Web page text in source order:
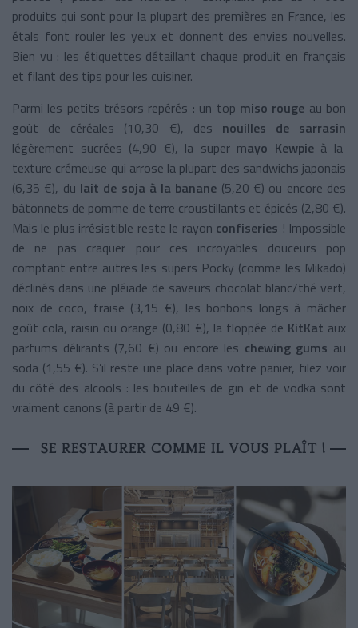
produits qui sont pour la plupart des premières en France, les
étals font rouler les yeux et donnent des envies nouvelles.
Bien vu : les étiquettes détaillant chaque produit en français
et filant des tips pour les cuisiner.
Parmi les petits trésors repérés : un top miso rouge au bon
goût de céréales (10,30 €), des nouilles de sarrasin
légèrement sucrées (4,90 €), la super mayo Kewpieà la
texture crémeuse qui arrose la plupart des sandwichs japonais
(6,35 €), du lait de soja à la banane (5,20 €) ou encore des
bâtonnets de pomme de terre croustillants et épicés (2,80 €).
Mais le plus irrésistible reste le rayon confiseries ! Impossible
de ne pas craquer pour ces incroyables douceurs pop
comptant entre autres les supers Pocky (comme les Mikado)
déclinés dans une pléiade de saveurs chocolat blanc/thé vert,
noix de coco, fraise (3,15 €), les bonbons longs à mâcher
goût cola, raisin ou orange (0,80 €), la floppée de KitKat aux
parfums délirants (7,60 €) ou encore les chewing gums au
soda (1,55 €). S’il reste une place dans votre panier, filez voir
du côté des alcools : les bouteilles de gin et de vodka sont
vraiment canons (à partir de 49 €).
SE RESTAURER COMME IL VOUS PLAÎT !